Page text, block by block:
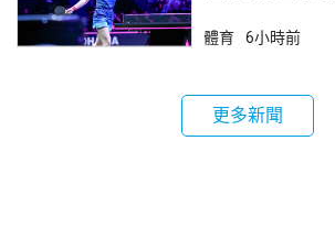
體育 6小時前
更多新聞